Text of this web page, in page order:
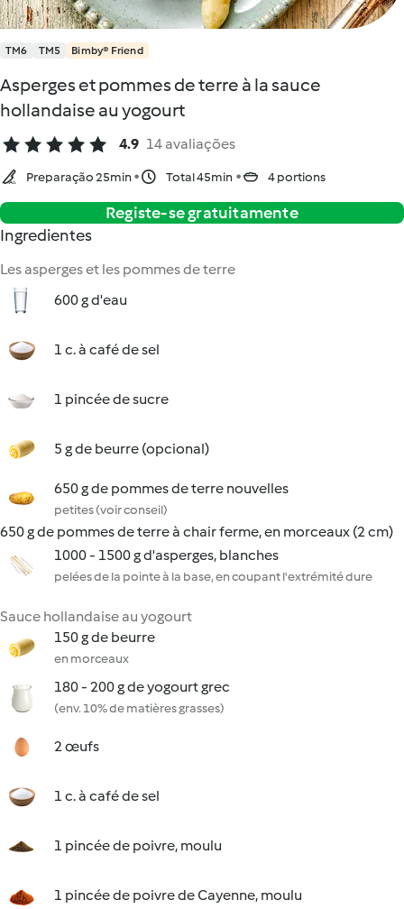
TM6 TM5 Bimby® Friend
Asperges et pommes de terre à la sauce
hollandaise au yogourt
4.9 14 avaliações
Preparação 25min Total 45min 4 portions
Registe-se gratuitamente
Ingredientes
Les asperges et les pommes de terre
600 g d'eau
1 c. à café de sel
1 pincée de sucre
5 g de beurre (opcional)
650 g de pommes de terre nouvelles
petites (voir conseil)
650 g de pommes de terre à chair ferme, en morceaux (2 cm)
1000 - 1500 g d'asperges, blanches
pelées de la pointe à la base, en coupant l'extrémité dure
Sauce hollandaise au yogourt
150 g de beurre
en morceaux
180 - 200 g de yogourt grec
(env. 10% de matières grasses)
2 œufs
1 c. à café de sel
1 pincée de poivre, moulu
1 pincée de poivre de Cayenne, moulu